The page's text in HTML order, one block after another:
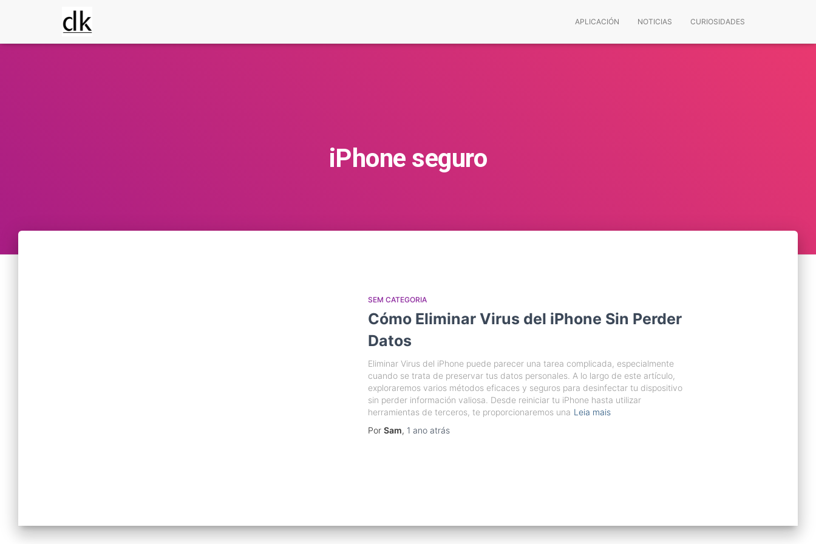
APLICACIÓN NOTICIAS CURIOSIDADES
iPhone seguro
SEM CATEGORIA
Cómo Eliminar Virus del iPhone Sin Perder
Datos
Eliminar Virus del iPhone puede parecer una tarea complicada, especialmente
cuando se trata de preservar tus datos personales. A lo largo de este artículo,
exploraremos varios métodos eficaces y seguros para desinfectar tu dispositivo
sin perder información valiosa. Desde reiniciar tu iPhone hasta utilizar
herramientas de terceros, te proporcionaremos una Leia mais
Por Sam, 1 anoatrás